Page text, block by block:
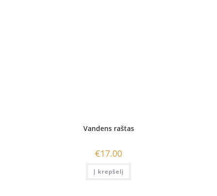
Vandens raštas
€17.00
Į krepšelį